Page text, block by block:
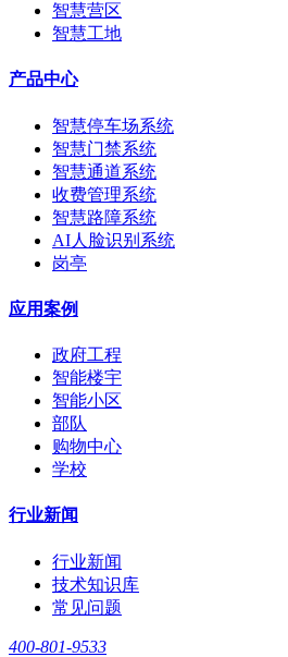
智慧营区
智慧工地
产品中心
智慧停车场系统
智慧门禁系统
智慧通道系统
收费管理系统
智慧路障系统
AI人脸识别系统
岗亭
应用案例
政府工程
智能楼宇
智能小区
部队
购物中心
学校
行业新闻
行业新闻
技术知识库
常见问题
400-801-9533